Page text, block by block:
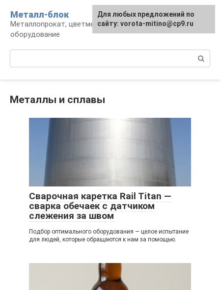
контенту
Металл-блок
Металлопрокат, цветмет, обработка и
оборудование
Металлы и сплавы
Сварочная каретка Rail Titan —
сварка обечаек с датчиком
слежения за швом
Подбор оптимального оборудования — целое испытание
для людей, которые обращаются к нам за помощью.
Для любых предложений по
сайту: vorota-mitino@cp9.ru